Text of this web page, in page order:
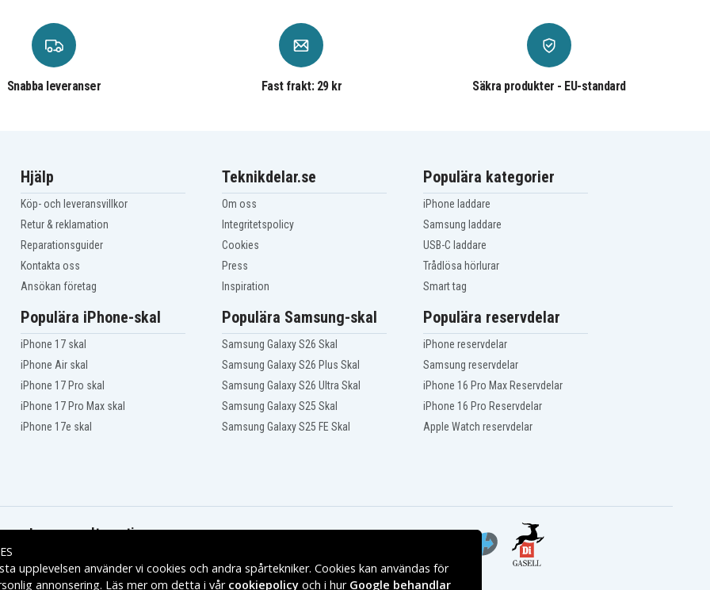
Snabba leveranser Fast frakt: 29 kr Säkra produkter - EU-standard
Hjälp
Köp- och leveransvillkor
Retur & reklamation
Reparationsguider
Kontakta oss
Ansökan företag
Teknikdelar.se
Om oss
Integritetspolicy
Cookies
Press
Inspiration
Populära kategorier
iPhone laddare
Samsung laddare
USB-C laddare
Trådlösa hörlurar
Smart tag
Populära iPhone-skal
iPhone 17 skal
iPhone Air skal
iPhone 17 Pro skal
iPhone 17 Pro Max skal
iPhone 17e skal
Populära Samsung-skal
Samsung Galaxy S26 Skal
Samsung Galaxy S26 Plus Skal
Samsung Galaxy S26 Ultra Skal
Samsung Galaxy S25 Skal
Samsung Galaxy S25 FE Skal
Populära reservdelar
iPhone reservdelar
Samsung reservdelar
iPhone 16 Pro Max Reservdelar
iPhone 16 Pro Reservdelar
Apple Watch reservdelar
Leveransalternativ
upplevelsen använder vi cookies och andra spårtekniker. Cookies kan användas för
annonsering. Läs mer om detta i vår cookiepolicy och i hur Google behandlar